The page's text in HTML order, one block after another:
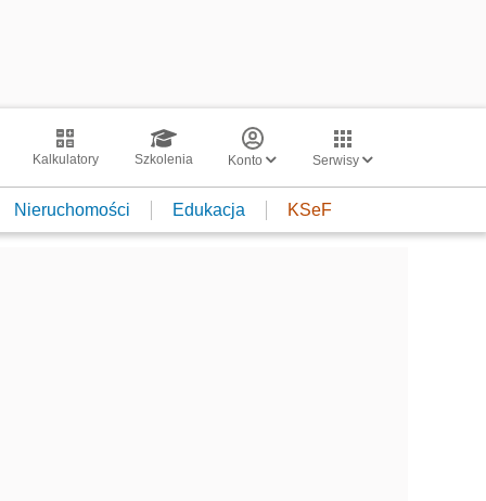
Kalkulatory Szkolenia Konto Serwisy
Nieruchomości Edukacja KSeF